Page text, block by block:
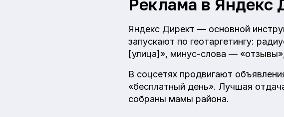
Реклама в Яндекс
Яндекс Директ — основной
запускают по геотаргетингу:
[улица]», минус-слова —
В соцсетях продвигают
«бесплатный день». Лучшая
собраны мамы района.